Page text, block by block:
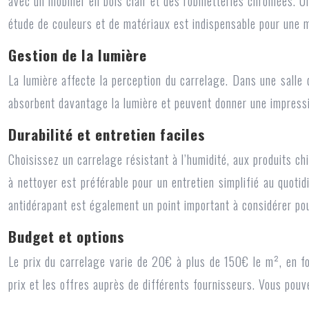
étude de couleurs et de matériaux est indispensable pour une
Gestion de la lumière
La lumière affecte la perception du carrelage. Dans une
absorbent davantage la lumière et peuvent donner une
Durabilité et entretien faciles
Choisissez un carrelage résistant à l’humidité, aux produits
à nettoyer est préférable pour un entretien simplifié au
antidérapant est également un point important à considérer
Budget et options
Le prix du carrelage varie de 20€ à plus de 150€ le m², en
prix et les offres auprès de différents fournisseurs. Vous